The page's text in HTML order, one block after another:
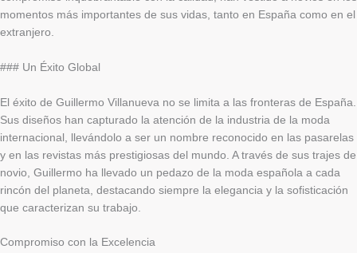
momentos más importantes de sus vidas, tanto en España como en el
extranjero.
### Un Éxito Global
El éxito de Guillermo Villanueva no se limita a las fronteras de España.
Sus diseños han capturado la atención de la industria de la moda
internacional, llevándolo a ser un nombre reconocido en las pasarelas
y en las revistas más prestigiosas del mundo. A través de sus trajes de
novio, Guillermo ha llevado un pedazo de la moda española a cada
rincón del planeta, destacando siempre la elegancia y la sofisticación
que caracterizan su trabajo.
Compromiso con la Excelencia